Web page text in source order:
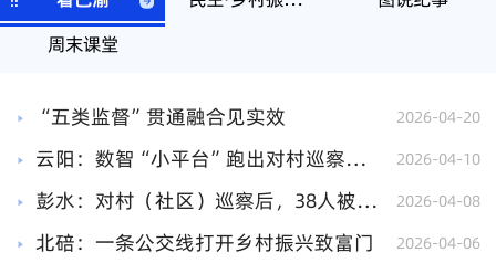
周末课堂
“五类监督”贯通融合见实效 2026-04-20
云阳：数智“小平台”跑出对村巡察“加速度” 2026-04-10
彭水：对村（社区）巡察后，38人被处分 2026-04-08
北碚：一条公交线打开乡村振兴致富门 2026-04-06